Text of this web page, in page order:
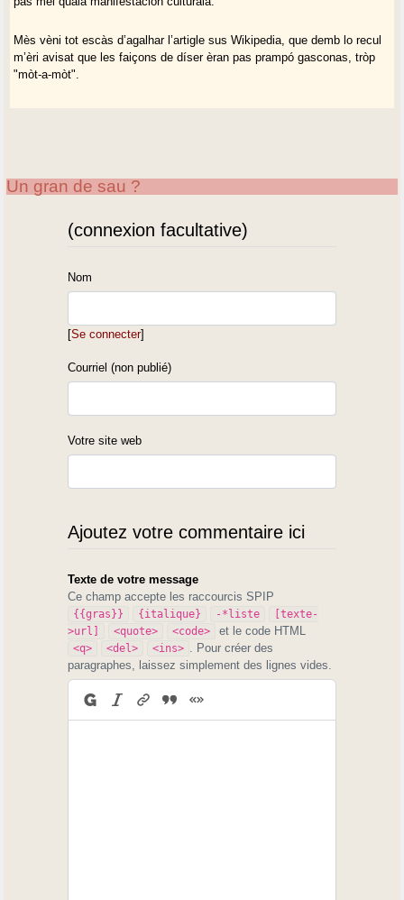
Mès vèni tot escàs d’agalhar l’artigle sus Wikipedia, que demb lo recul
m’èri avisat que les faiçons de díser èran pas prampó gasconas, tròp
"mòt-a-mòt".
Un gran de sau ?
(connexion facultative)
Nom
[Se connecter]
Courriel (non publié)
Votre site web
Ajoutez votre commentaire ici
Texte de votre message
Ce champ accepte les raccourcis SPIP
{{gras}} {italique} -*liste
[texte-
>url]
<quote> <code> et le code HTML
<q> <del> <ins>
. Pour créer des
paragraphes, laissez simplement des lignes vides.